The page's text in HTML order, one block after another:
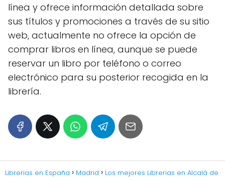
línea y ofrece información detallada sobre
sus títulos y promociones a través de su sitio
web, actualmente no ofrece la opción de
comprar libros en línea, aunque se puede
reservar un libro por teléfono o correo
electrónico para su posterior recogida en la
librería.
Librerias en España Madrid
Los mejores Librerias en Alcalá de